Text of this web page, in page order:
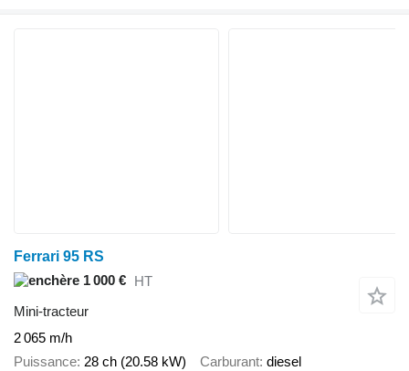
Ferrari 95 RS
1 000 € HT
Mini-tracteur
2 065 m/h
Puissance 28 ch (20.58 kW) Carburant diesel